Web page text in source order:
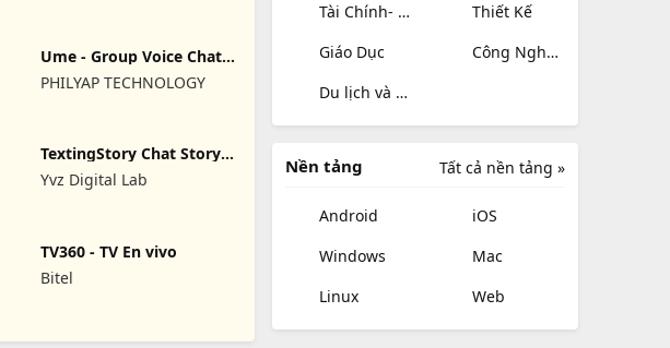
Ume - Group Voice Chat
PHILYAP TECHNOLOGY
TextingStory Chat Story
Maker
Yvz Digital Lab
TV360 - TV En vivo
Bitel
Tài Chính- mua sắm
Thiết Kế
Giáo Dục
Công Nghệ Thông Tin
Du lịch và địa điểm
Tất cả nền tảng »
Nền tảng
Android
iOS
Windows
Mac
Linux
Web